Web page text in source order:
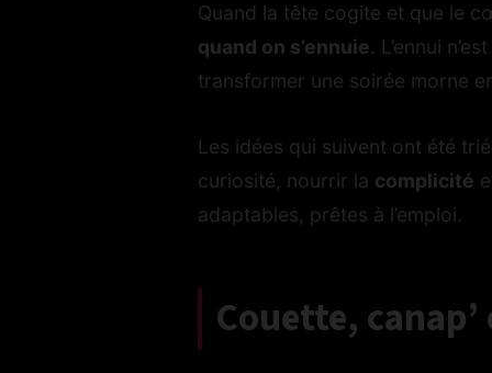
Quand la tête cogite et que le
quand on s’ennuie. L’ennui
transformer une soirée morne
Les idées qui suivent ont été
curiosité, nourrir la complicité
adaptables, prêtes à l’emploi.
Couette,